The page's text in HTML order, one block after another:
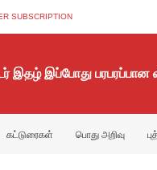
SUBSCRIPTION
இதழ் இப்போது பரபரப்பான
கட்டுரைகள் பொது அறிவு